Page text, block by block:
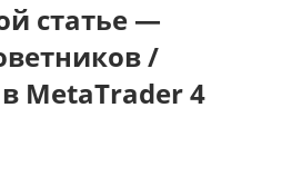
статье —
/
MetaTrader 4